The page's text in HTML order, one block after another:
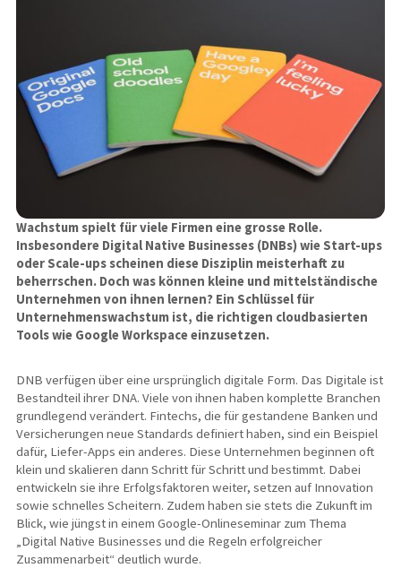
Wachstum spielt für viele Firmen eine grosse Rolle.
Insbesondere Digital Native Businesses (DNBs) wie Start-ups
oder Scale-ups scheinen diese Disziplin meisterhaft zu
beherrschen. Doch was können kleine und mittelständische
Unternehmen von ihnen lernen? Ein Schlüssel für
Unternehmenswachstum ist, die richtigen cloudbasierten
Tools wie Google Workspace einzusetzen.
DNB verfügen über eine ursprünglich digitale Form. Das Digitale ist
Bestandteil ihrer DNA. Viele von ihnen haben komplette Branchen
grundlegend verändert. Fintechs, die für gestandene Banken und
Versicherungen neue Standards definiert haben, sind ein Beispiel
dafür, Liefer-Apps ein anderes. Diese Unternehmen beginnen oft
klein und skalieren dann Schritt für Schritt und bestimmt. Dabei
entwickeln sie ihre Erfolgsfaktoren weiter, setzen auf Innovation
sowie schnelles Scheitern. Zudem haben sie stets die Zukunft im
Blick, wie jüngst in einem Google-Onlineseminar zum Thema
„Digital Native Businesses und die Regeln erfolgreicher
Zusammenarbeit“ deutlich wurde.